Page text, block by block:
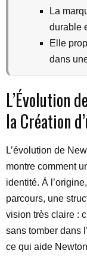
La
durable
Elle
dans
L’Évolution
la Création
L’évolution de
montre comment
identité. À
parcours, une
vision très claire :
sans tomber dans
ce qui aide